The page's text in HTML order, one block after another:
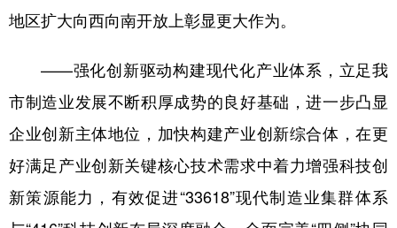
地区扩大向西向南开放上彰显更大作为。
——强化创新驱动构建现代化产业体系，立足我
市制造业发展不断积厚成势的良好基础，进一步凸显
企业创新主体地位，加快构建产业创新综合体，在更
好满足产业创新关键核心技术需求中着力增强科技创
新策源能力，有效促进“33618”现代制造业集群体系